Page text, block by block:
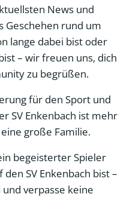
News und
Geschehen rund um
lange dabei bist oder
– wir freuen uns, dich
zu begrüßen.
für den Sport und
SV Enkenbach ist mehr
große Familie.
begeisterter Spieler
SV Enkenbach bist –
verpasse keine